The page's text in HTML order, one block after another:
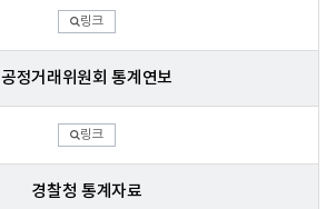
링크
공정거래위원회 통계연보
링크
경찰청 통계자료